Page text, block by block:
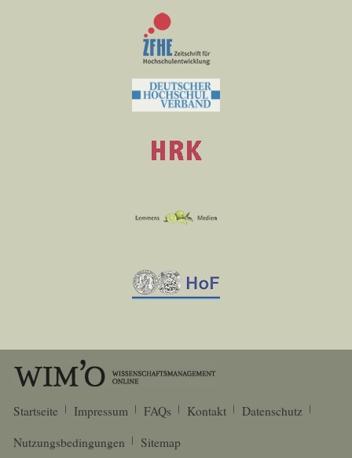
Startseite Impressum FAQs Kontakt
Datenschutz
Nutzungsbedingungen
Sitemap